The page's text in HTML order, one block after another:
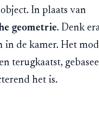
In plaats van
geometrie. Denk
in de kamer. Het
terugkaatst,
het is.